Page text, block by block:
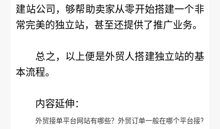
建站公司，够帮助卖家从零开始搭建一个非
常完美的独立站，甚至还提供了推广业务。
总之，以上便是外贸人搭建独立站的基
本流程。
内容延伸：
外贸接单平台网站有哪些？外贸订单一般在哪个平台接?